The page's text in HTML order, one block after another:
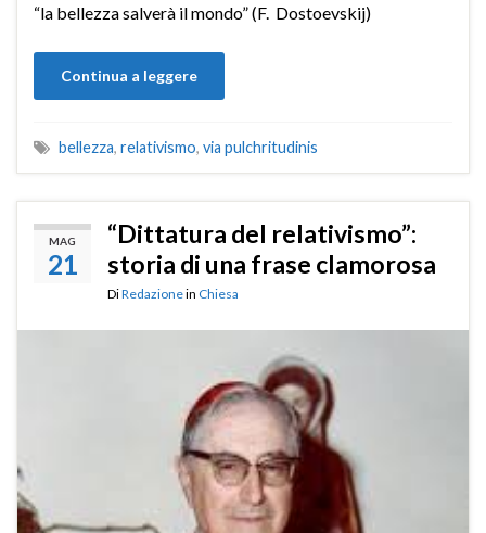
“la bellezza salverà il mondo” (F. Dostoevskij)
Continua a leggere
bellezza, relativismo, via pulchritudinis
MAG
21
“Dittatura del relativismo”:
storia di una frase clamorosa
DiRedazionein Chiesa